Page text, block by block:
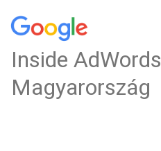
Inside AdWords
Magyarország